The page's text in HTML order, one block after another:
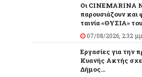
Οι CINEMARINA
παρουσιάζουν και
ταινία «ΘΥΣΙΑ»
07/08/2026, 2:32
Εργασίες για την
Κυανής Ακτής
Δήμος...